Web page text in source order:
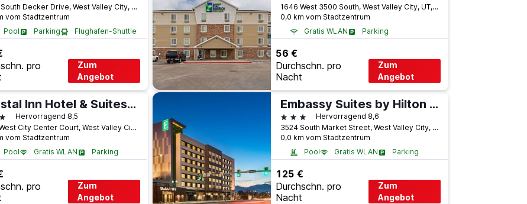
3038 South Decker Drive, West Valley City, UT, USA
vom Stadtzentrum
Pool
Parking Flughafen-Shuttle
pro
Zum
Angebot
1646 West 3500 South, West Valley City, UT, USA
0,0 km vom Stadtzentrum
Gratis WLAN
Parking
56 €
Durchschn. pro
Nacht
Zum
Angebot
Crystal Inn Hotel & Suites - West Valley City
Hervorragend 8,5
2254 West City Center Court, West Valley City, UT, USA
vom Stadtzentrum
Pool
Gratis WLAN Parking
pro
Zum
Angebot
Embassy Suites by Hilton Salt Lake West Valley City
3 SterneHervorragend 8,6
3524 South Market Street, West Valley City, UT, USA
0,0 km vom Stadtzentrum
Pool
Gratis WLAN Parking
125 €
Durchschn. pro
Nacht
Zum
Angebot